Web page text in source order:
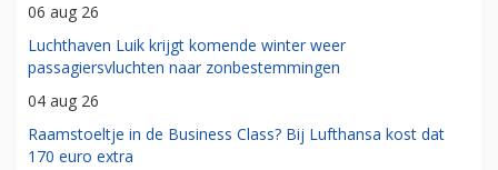
06 aug 26
Luchthaven Luik krijgt komende winter weer
passagiersvluchten naar zonbestemmingen
04 aug 26
Raamstoeltje in de Business Class? Bij Lufthansa kost dat
170 euro extra